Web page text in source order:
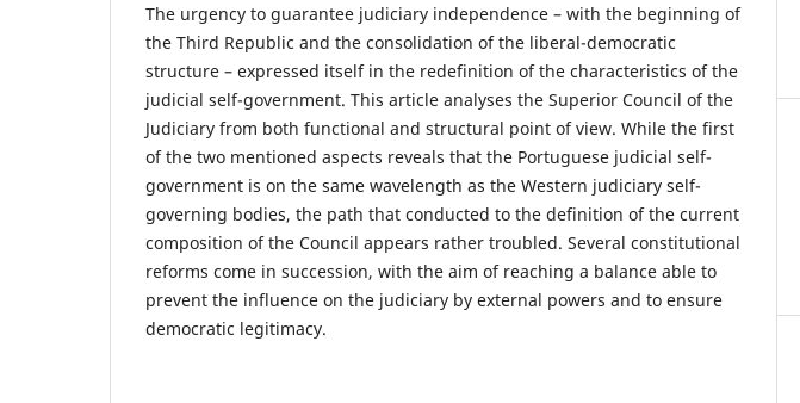
The urgency to guarantee judiciary independence – with the beginning of
the Third Republic and the consolidation of the liberal-democratic
structure – expressed itself in the redefinition of the characteristics of the
judicial self-government. This article analyses the Superior Council of the
Judiciary from both functional and structural point of view. While the first
of the two mentioned aspects reveals that the Portuguese judicial self-
government is on the same wavelength as the Western judiciary self-
governing bodies, the path that conducted to the definition of the current
composition of the Council appears rather troubled. Several constitutional
reforms come in succession, with the aim of reaching a balance able to
prevent the influence on the judiciary by external powers and to ensure
democratic legitimacy.